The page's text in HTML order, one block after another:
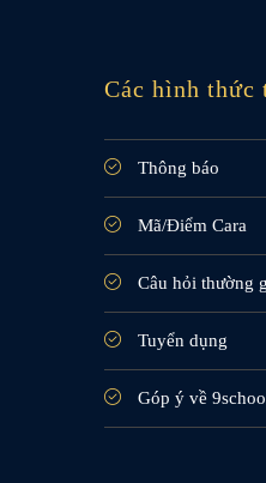
Các hình thức
Thông báo
Mã/Điểm Cara
Câu hỏi thường
Tuyển dụng
Góp ý về